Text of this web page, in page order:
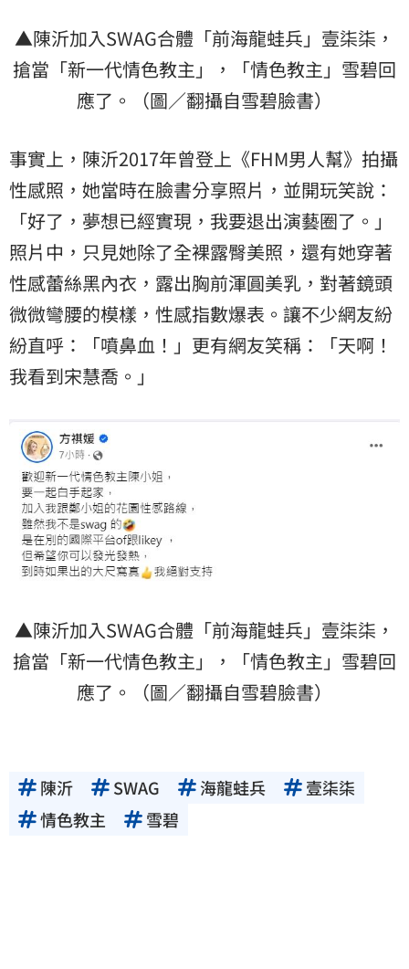
▲陳沂加入SWAG合體「前海龍蛙兵」壹柒柒，
搶當「新一代情色教主」，「情色教主」雪碧回
應了。（圖／翻攝自雪碧臉書）
事實上，陳沂2017年曾登上《FHM男人幫》拍攝
性感照，她當時在臉書分享照片，並開玩笑說：
「好了，夢想已經實現，我要退出演藝圈了。」
照片中，只見她除了全裸露臀美照，還有她穿著
性感蕾絲黑內衣，露出胸前渾圓美乳，對著鏡頭
微微彎腰的模樣，性感指數爆表。讓不少網友紛
紛直呼：「噴鼻血！」更有網友笑稱：「天啊！
我看到宋慧喬。」
▲陳沂加入SWAG合體「前海龍蛙兵」壹柒柒，
搶當「新一代情色教主」，「情色教主」雪碧回
應了。（圖／翻攝自雪碧臉書）
陳沂 SWAG 海龍蛙兵
壹柒柒
情色教主
雪碧